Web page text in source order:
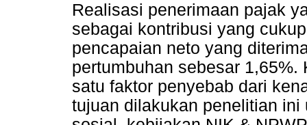
Realisasi penerimaan pajak
sebagai kontribusi yang
pencapaian neto yang
pertumbuhan sebesar
satu faktor penyebab dari
tujuan dilakukan penelitian